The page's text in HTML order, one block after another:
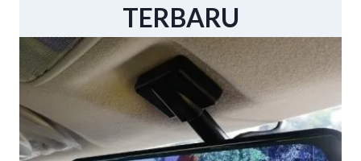
SPAREPART
SUZUKI
DEPOK
BERITA
&
EVENT
|
BERITA
&
TERBARU